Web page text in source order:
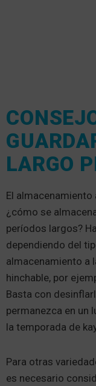
LARGO
El
¿cómo se
períodos largos?
dependiendo del
almacenamiento a
hinchable, por
Basta con
permanezca en un
la temporada de
Para otras
es necesario